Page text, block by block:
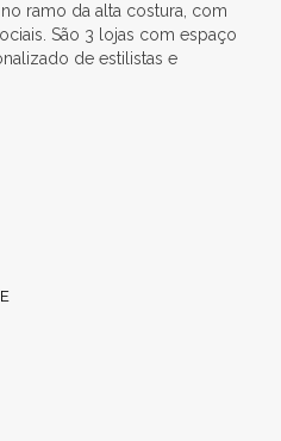
ramo da alta costura, com
São 3 lojas com espaço
de estilistas e